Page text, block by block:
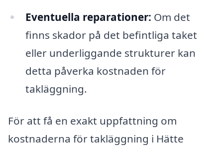
Eventuella reparationer: Om det
finns skador på det befintliga taket
eller underliggande strukturer kan
detta påverka kostnaden för
takläggning.
För att få en exakt uppfattning om
kostnaderna för takläggning i Hätte